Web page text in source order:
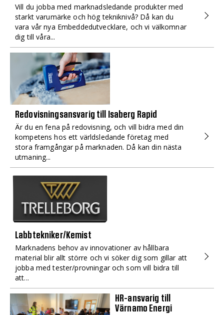
Vill du jobba med marknadsledande produkter med
starkt varumärke och hög tekniknivå? Då kan du
vara vår nya Embeddedutvecklare, och vi välkomnar
dig till våra...
Redovisningsansvarig till Isaberg Rapid
Är du en fena på redovisning, och vill bidra med din
kompetens hos ett världsledande företag med
stora framgångar på marknaden. Då kan din nästa
utmaning...
Labbtekniker/Kemist
Marknadens behov av innovationer av hållbara
material blir allt större och vi söker dig som gillar att
jobba med tester/provningar och som vill bidra till
att...
HR-ansvarig till
Värnamo Energi